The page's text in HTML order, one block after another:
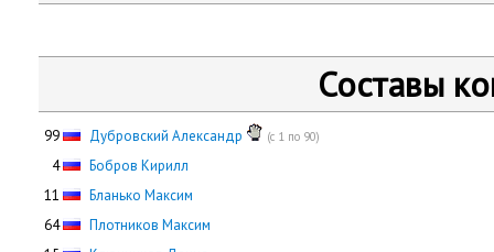
Составы
99 Дубровский Александр (с 1 по 90)
4
Бобров Кирилл
11
Бланько Максим
64
Плотников Максим